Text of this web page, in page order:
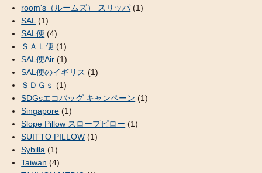
room's（ルームズ） スリッパ (1)
SAL (1)
SAL便 (4)
ＳＡＬ便 (1)
SAL便Air (1)
SAL便のイギリス (1)
ＳＤＧｓ (1)
SDGsエコバッグ キャンペーン (1)
Singapore (1)
Slope Pillow スロープピロー (1)
SUITTO PILLOW (1)
Sybilla (1)
Taiwan (4)